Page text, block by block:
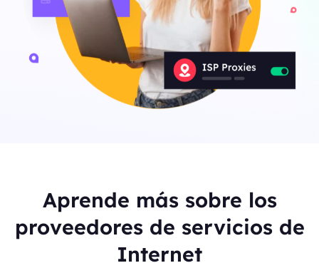
Aprende más sobre los
proveedores de servicios de
Internet